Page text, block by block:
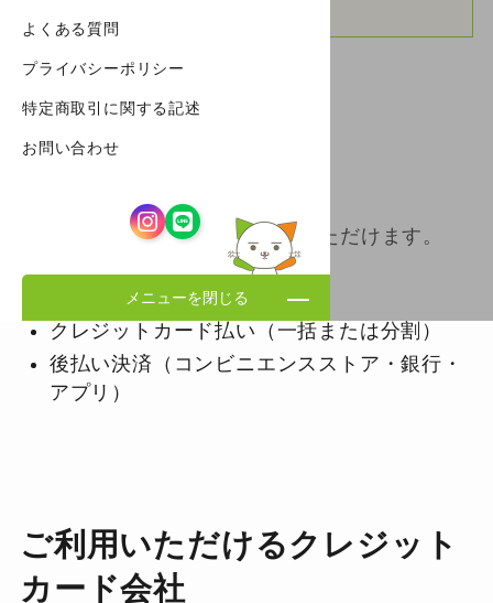
よくある質問
プライバシーポリシー
特定商取引に関する記述
お問い合わせ
メニューを閉じる
以下のお支払方法からお選びいただけます。
代金引き換え
クレジットカード払い（一括または分割）
後払い決済（コンビニエンスストア・銀行・
アプリ）
ご利用いただけるクレジット
カード会社